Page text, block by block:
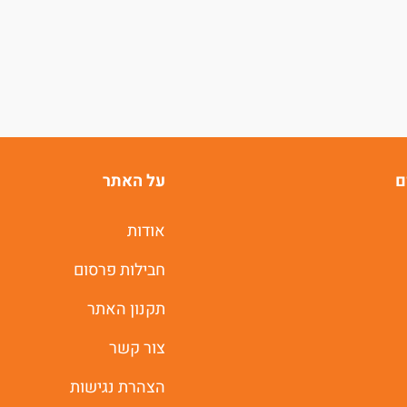
על האתר
אודות
חבילות פרסום
תקנון האתר
צור קשר
הצהרת נגישות